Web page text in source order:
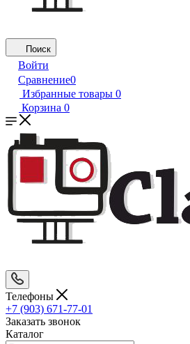
Поиск
Войти
Сравнение0
Избранные товары 0
Корзина 0
Телефоны
+7 (903) 671-77-01
Заказать звонок
Каталог